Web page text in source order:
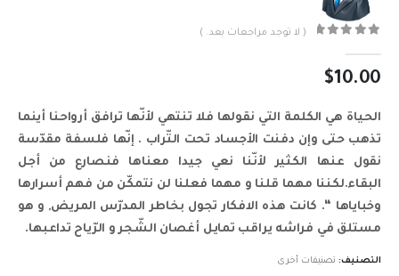
( لا توجد مراجعات بعد. )
$10.00
الحياة هي الكلمة التي نقولها فلا تنتهي لأنّها ترافق أرواحنا أينما
تذهب حتى وإن دفنت الأجساد تحت التّراب . إنّها فلسفة مقدّسة
نقول عنها الكثير لأنّنا نعي جيدا معناها فنصارع من أجل
البقاء.لكننا مهما قلنا و مهما فعلنا لن نتمكّن من فهم أسرارها
وخباياها “. كانت هذه الافكار تجول بخاطر المدرّس المريض, و هو
مستلق في فراشه يراقب تمايل أغصان الشّجر و الرّياح تداعبها.
التصنيف: تصنيفات أخرى